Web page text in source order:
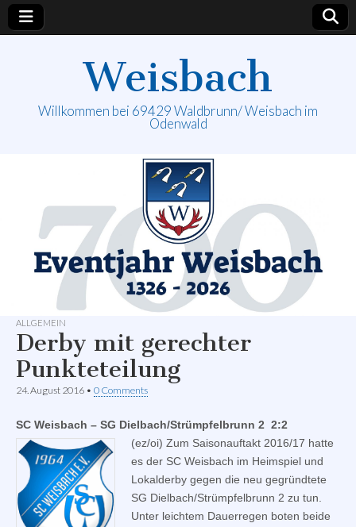
Weisbach
Willkommen bei 69429 Waldbrunn/ Weisbach im
Odenwald
ALLGEMEIN
Derby mit gerechter
Punkteteilung
24. August 2016 • 0 Comments
SC Weisbach – SG Dielbach/Strümpfelbrunn 2 2:2
(ez/oi) Zum Saisonauftakt 2016/17 hatte
es der SC Weisbach im Heimspiel und
Lokalderby gegen die neu gegründtete
SG Dielbach/Strümpfelbrunn 2 zu tun.
Unter leichtem Dauerregen boten beide